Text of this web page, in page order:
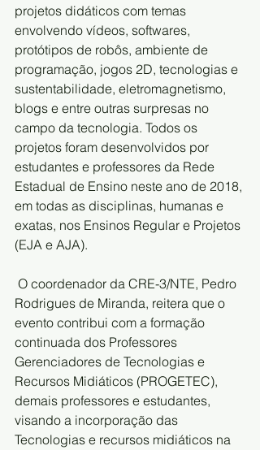
projetos didáticos com temas
envolvendo vídeos, softwares,
protótipos de robôs, ambiente de
programação, jogos 2D, tecnologias e
sustentabilidade, eletromagnetismo,
blogs e entre outras surpresas no
campo da tecnologia. Todos os
projetos foram desenvolvidos por
estudantes e professores da Rede
Estadual de Ensino neste ano de 2018,
em todas as disciplinas, humanas e
exatas, nos Ensinos Regular e Projetos
(EJA e AJA).
Rodrigues de Miranda, reitera que o
evento contribui com a formação
continuada dos Professores
Gerenciadores de Tecnologias e
Recursos Midiáticos (PROGETEC),
demais professores e estudantes,
visando a incorporação das
Tecnologias e recursos midiáticos na